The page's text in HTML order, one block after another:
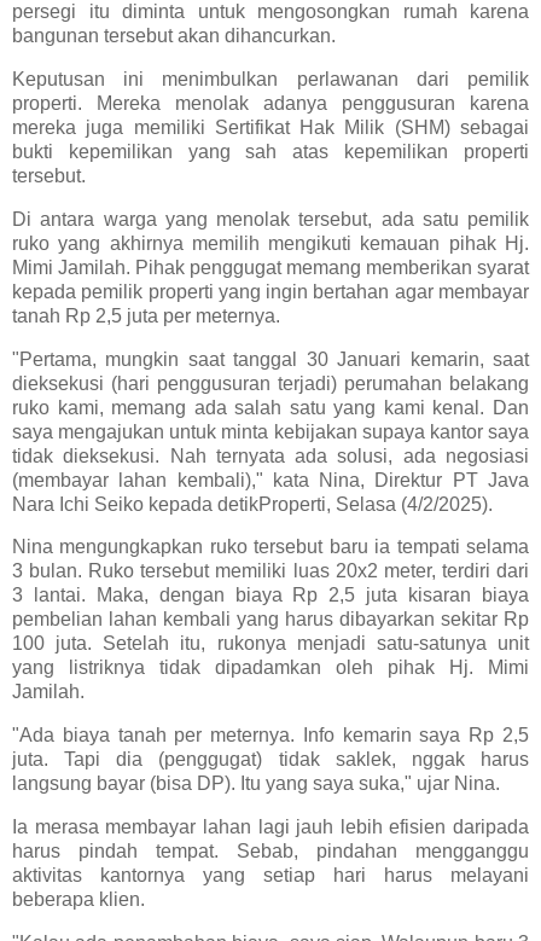
persegi itu diminta untuk mengosongkan rumah karena
bangunan tersebut akan dihancurkan.
Keputusan ini menimbulkan perlawanan dari pemilik
properti. Mereka menolak adanya penggusuran karena
mereka juga memiliki Sertifikat Hak Milik (SHM) sebagai
bukti kepemilikan yang sah atas kepemilikan properti
tersebut.
Di antara warga yang menolak tersebut, ada satu pemilik
ruko yang akhirnya memilih mengikuti kemauan pihak Hj.
Mimi Jamilah. Pihak penggugat memang memberikan syarat
kepada pemilik properti yang ingin bertahan agar membayar
tanah Rp 2,5 juta per meternya.
"Pertama, mungkin saat tanggal 30 Januari kemarin, saat
dieksekusi (hari penggusuran terjadi) perumahan belakang
ruko kami, memang ada salah satu yang kami kenal. Dan
saya mengajukan untuk minta kebijakan supaya kantor saya
tidak dieksekusi. Nah ternyata ada solusi, ada negosiasi
(membayar lahan kembali)," kata Nina, Direktur PT Java
Nara Ichi Seiko kepada detikProperti, Selasa (4/2/2025).
Nina mengungkapkan ruko tersebut baru ia tempati selama
3 bulan. Ruko tersebut memiliki luas 20x2 meter, terdiri dari
3 lantai. Maka, dengan biaya Rp 2,5 juta kisaran biaya
pembelian lahan kembali yang harus dibayarkan sekitar Rp
100 juta. Setelah itu, rukonya menjadi satu-satunya unit
yang listriknya tidak dipadamkan oleh pihak Hj. Mimi
Jamilah.
"Ada biaya tanah per meternya. Info kemarin saya Rp 2,5
juta. Tapi dia (penggugat) tidak saklek, nggak harus
langsung bayar (bisa DP). Itu yang saya suka," ujar Nina.
Ia merasa membayar lahan lagi jauh lebih efisien daripada
harus pindah tempat. Sebab, pindahan mengganggu
aktivitas kantornya yang setiap hari harus melayani
beberapa klien.